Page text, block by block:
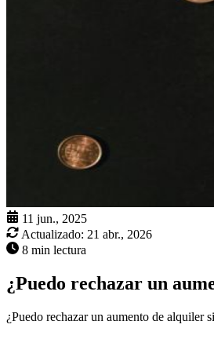
11 jun., 2025
Actualizado: 21 abr., 2026
8 min lectura
¿Puedo rechazar un
¿Puedo rechazar un aumento de alquiler